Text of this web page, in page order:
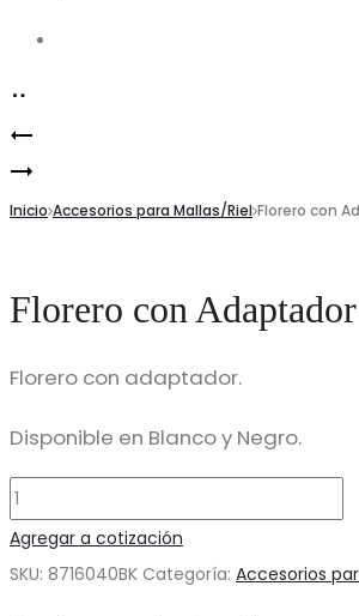
Product
navigation
Gorra
Base
para
Inicio Accesorios para Mallas/Riel Florero con
Florero con Adaptador
Florero con adaptador.
Disponible en Blanco y Negro.
Florero
con
Adaptador
Agregar a cotización
SKU: 8716040BK Categoría: Accesorios